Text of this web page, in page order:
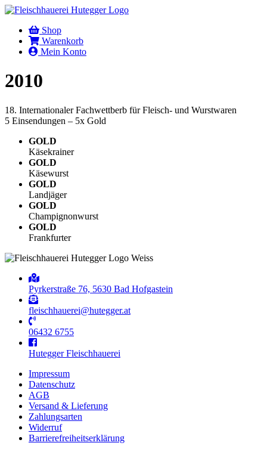
Shop
Warenkorb
Mein Konto
2010
18. Internationaler Fachwettberb für Fleisch- und Wurstwaren
5 Einsendungen – 5x Gold
GOLD
Käsekrainer
GOLD
Käsewurst
GOLD
Landjäger
GOLD
Champignonwurst
GOLD
Frankfurter
Pyrkerstraße 76, 5630 Bad Hofgastein
fleischhauerei@hutegger.at
06432 6755
Hutegger Fleischhauerei
Impressum
Datenschutz
AGB
Versand & Lieferung
Zahlungsarten
Widerruf
Barrierefreiheits­erklärung